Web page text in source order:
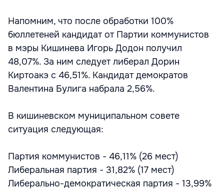
Напомним, что после обработки 100%
бюллетеней кандидат от Партии коммунистов
в мэры Кишинева Игорь Додон получил
48,07%. За ним следует либерал Дорин
Киртоакэ с 46,51%. Кандидат демократов
Валентина Булига набрала 2,56%.
В кишиневском муниципальном совете
ситуация следующая:
Партия коммунистов - 46,11% (26 мест)
Либеральная партия - 31,82% (17 мест)
Либерально-демократическая партия - 13,99%